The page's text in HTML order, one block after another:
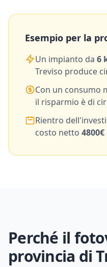
Esempio per la
Un impianto da 6
Treviso produce
Con un consumo
il risparmio è di
Rientro
costo netto 4800€
Perché il
provincia di